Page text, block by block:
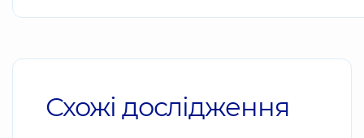
Схожі дослідження